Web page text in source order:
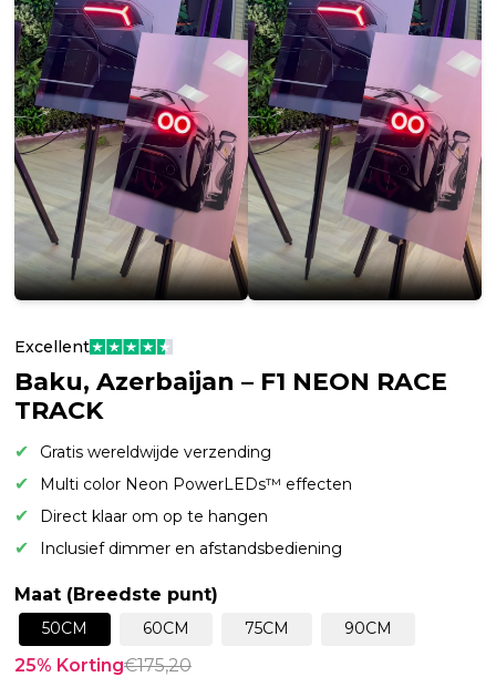
Excellent
Baku, Azerbaijan – F1 NEON RACE
TRACK
Gratis wereldwijde verzending
Multi color Neon PowerLEDs™ effecten
Direct klaar om op te hangen
Inclusief dimmer en afstandsbediening
Maat (Breedste punt)
50CM 60CM 75CM 90CM
25% Korting€175,20